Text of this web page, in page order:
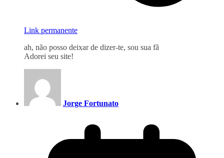
Link permanente
ah, não posso deixar de dizer-te, sou sua fã
Adorei seu site!
Jorge Fortunato